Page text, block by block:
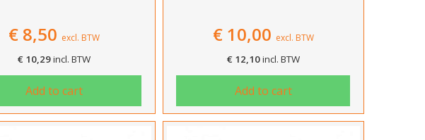
€ 8,50 excl. BTW
€ 10,29incl. BTW
Add to cart
€10,00 excl. BTW
€ 12,10incl. BTW
Add to cart